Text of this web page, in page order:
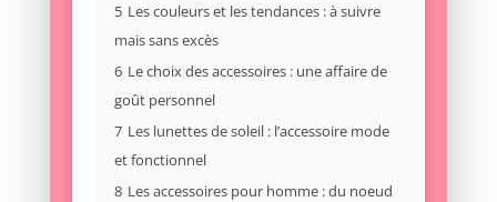
5 Les couleurs et les tendances : à suivre
mais sans excès
6 Le choix des accessoires : une affaire de
goût personnel
7 Les lunettes de soleil : l’accessoire mode
et fonctionnel
8 Les accessoires pour homme : du noeud